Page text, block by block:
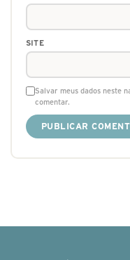
SITE
Salvar meus dados neste
comentar.